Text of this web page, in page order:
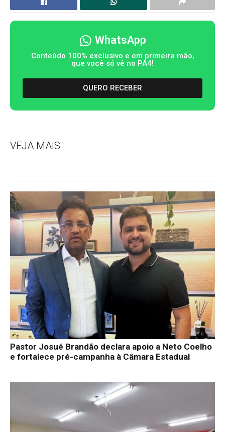
WhatsApp
Conteúdo 100% exclusivo e em primeira mão,
que você só vê no PA4!
QUERO RECEBER
VEJA MAIS
Pastor Josué Brandão declara apoio a Neto Coelho
e fortalece pré-campanha à Câmara Estadual